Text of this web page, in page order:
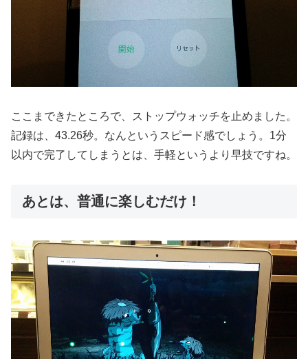
ここまできたところで、ストップウォッチを止めました。
記録は、43.26秒。なんというスピード感でしょう。1分
以内で完了してしまうとは、手軽というより早技ですね。
あとは、普通に楽しむだけ！